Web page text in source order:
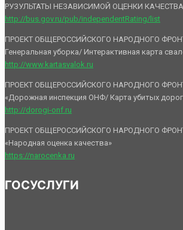
РУЗУЛЬТАТЫ НЕЗАВИСИМОЙ ОЦЕНКИ
http://bus.gov.ru/pub/independentRating/list
ПРОЕКТ ОБЩЕРОССИЙСКОГО НАРОДНОГО
Генеральная уборка/ Интерактивная карта
http://www.kartasvalok.ru
ПРОЕКТ ОБЩЕРОССИЙСКОГО НАРОДНОГО
«Дорожная инспекция ОНФ/ Карта убитых
http://dorogi-onf.ru
ПРОЕКТ ОБЩЕРОССИЙСКОГО НАРОДНОГО
«Народная оценка качества»
https://narocenka.ru
ГОСУСЛУГИ